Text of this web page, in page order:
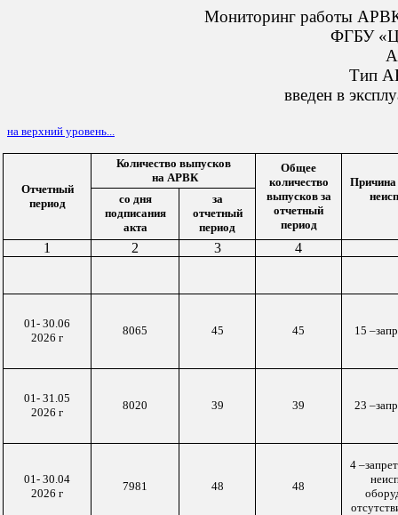
Мониторинг работы
ФГБУ
Тип
введен в
на верхний уровень...
Отчетный
период
Количество выпусков
на АРВК
Общее
количество
выпусков за
отчетный
период
со дня
подписания
акта
за
отчетный
период
1 2 3 4
01-30.06
2026 г
8065 45 45 15
01-31.05
2026 г
8020 39 39 23
01- 30.04
2026 г
7981 48 48
4